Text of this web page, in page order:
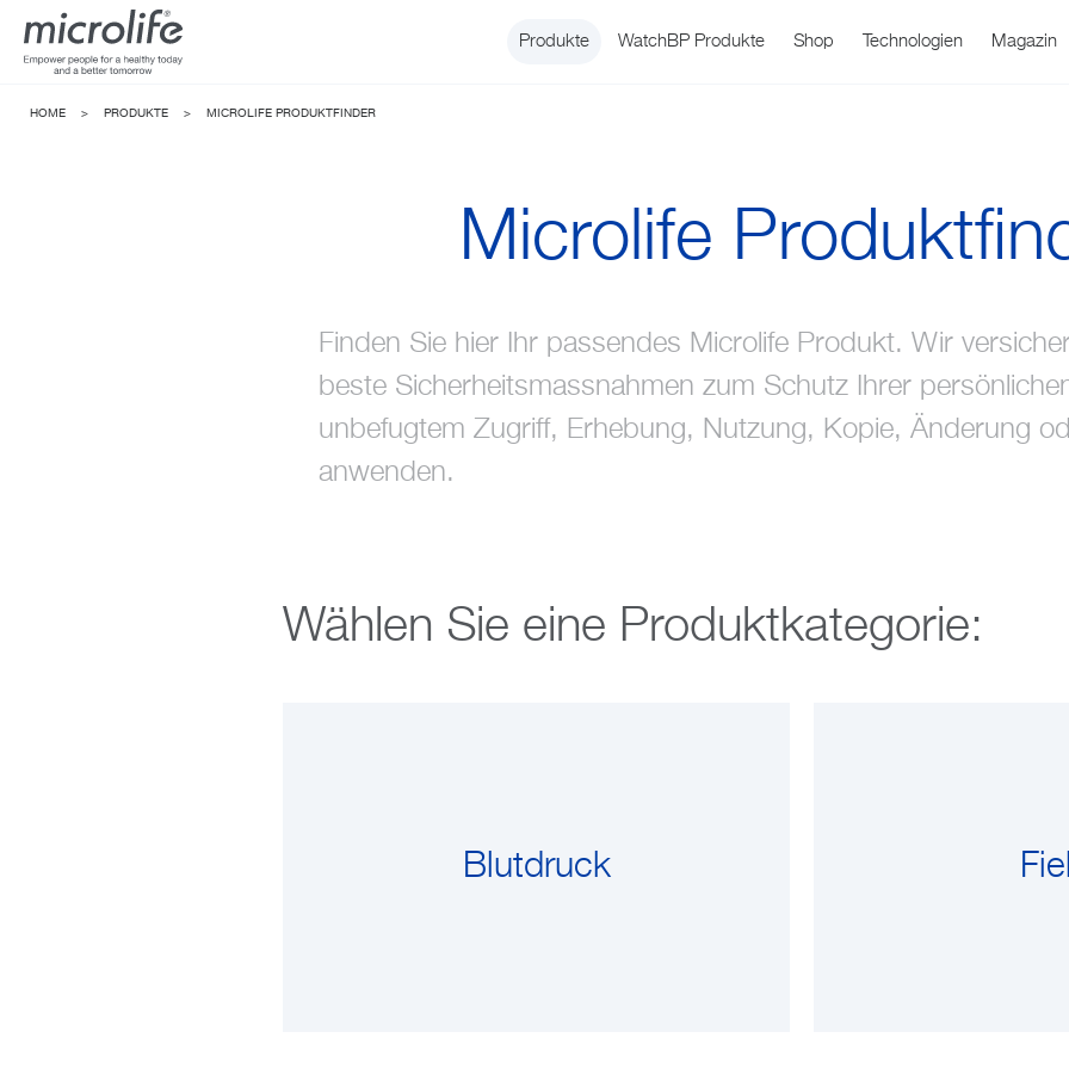
Produkte
Blutdruck
WatchBP Produkte
WatchBP Office WatchBP
Shop Technologien Magazin
Service
Über uns Geschichte
HOME > PRODUKTE > MICROLIFE PRODUKTFINDER
Microlife
Finden Sie hier Ihr passendes Microlife Produkt. Wir
beste Sicherheitsmassnahmen zum Schutz Ihrer
unbefugtem Zugriff, Erhebung, Nutzung, Kopie, Änderung
anwenden.
Wählen Sie eine Produktkategorie:
Blutdruck